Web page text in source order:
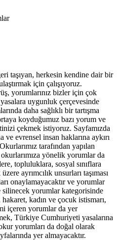
taşıyan, herkesin kendine dair bir
için çalışıyoruz.
yorumlarınız bizler için çok
uygunluk çerçevesinde
daha sağlıklı bir tartışma
koyduğumuz bazı yorum ve
çekmek istiyoruz. Sayfamızda
evrensel insan haklarına aykırı
tarafından yapılan
yönelik yorumlar da
topluluklara, sosyal sınıflara
ayrımcılık unsurları taşıması
onaylamayacaktır ve yorumlar
yorumlar kategorisinde
kadın ve çocuk istismarı,
içeren yorumlar da yer
Türkiye Cumhuriyeti yasalarına
yorumları da doğal olarak
yer almayacaktır.